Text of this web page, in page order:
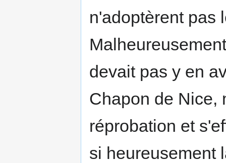
n'adoptèrent pas
devait pas y en
Chapon de Nice,
réprobation et
si heureusement